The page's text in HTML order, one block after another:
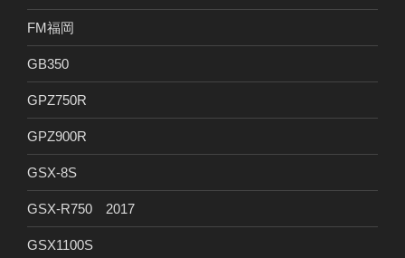
FM福岡
GB350
GPZ750R
GPZ900R
GSX-8S
GSX-R750 2017
GSX1100S